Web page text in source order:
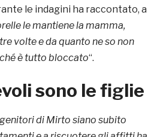
le indagini ha raccontato, a
le mantiene la mamma,
volte e da quanto ne so non
è tutto bloccato“.
sono le figlie
di Mirto siano subito